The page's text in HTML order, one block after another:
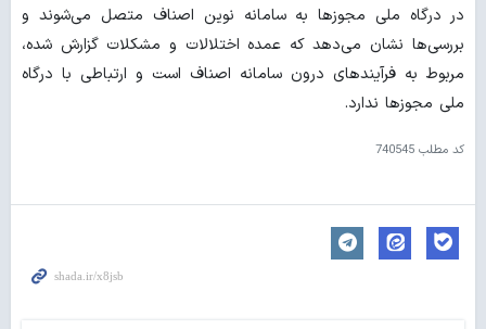
در درگاه ملی مجوزها به سامانه نوین اصناف متصل می‌شوند و
بررسی‌ها نشان می‌دهد که عمده اختلالات و مشکلات گزارش شده،
مربوط به فرآیندهای درون سامانه اصناف است و ارتباطی با درگاه
ملی مجوزها ندارد.
کد مطلب 740545